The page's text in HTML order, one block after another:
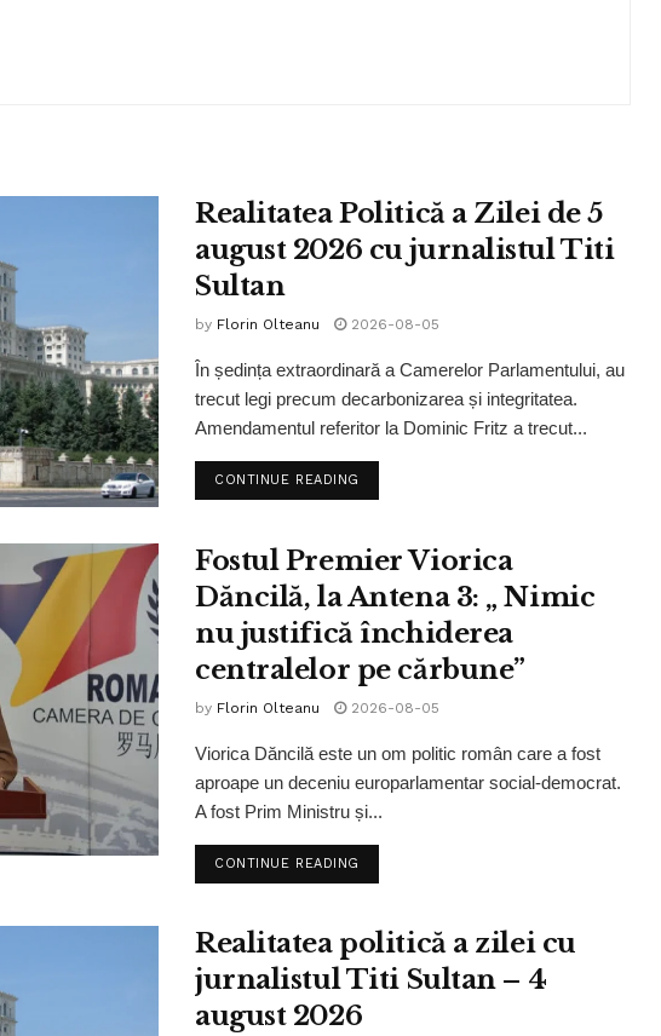
Realitatea Politică a Zilei de 5
august 2026 cu jurnalistul Titi
Sultan
by Florin Olteanu 2026-08-05
În ședința extraordinară a Camerelor Parlamentului, au
trecut legi precum decarbonizarea și integritatea.
Amendamentul referitor la Dominic Fritz a trecut...
CONTINUE READING
Fostul Premier Viorica
Dăncilă, la Antena 3: „ Nimic
nu justifică închiderea
centralelor pe cărbune”
by Florin Olteanu 2026-08-05
Viorica Dăncilă este un om politic român care a fost
aproape un deceniu europarlamentar social-democrat.
A fost Prim Ministru și...
CONTINUE READING
Realitatea politică a zilei cu
jurnalistul Titi Sultan – 4
august 2026